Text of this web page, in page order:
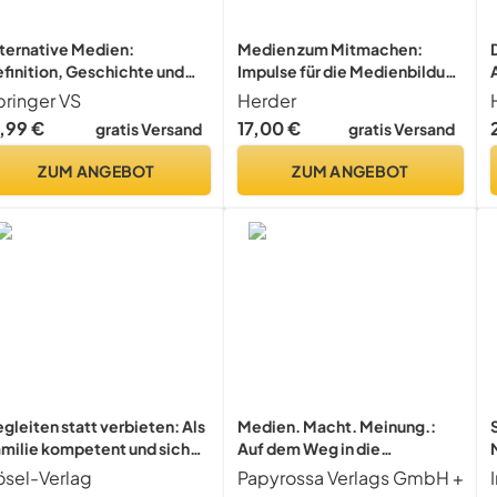
Medien:
Geschichte und
(Medienwissen
VS
€
gratis Versand
ZUM ANGEBOT
Medien zum Mitmachen:
Impulse für die Medienbildung
in der Kita
Herder
17,00 €
gratis Versand
ZUM ANGEBOT
statt verbieten: Als
kompetent und sicher
digitale Welt - Mit
Vorwort von Verena
Verlag
Medien. Macht. Meinung.:
Auf dem Weg in die
Kriegstüchtigkeit (Neue
Kleine Bibliothek)
Papyrossa Verlags GmbH +